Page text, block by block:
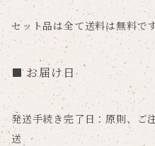
セット品は全て送料は無料です
お届け日
発送手続き完了日：原則、ご
送